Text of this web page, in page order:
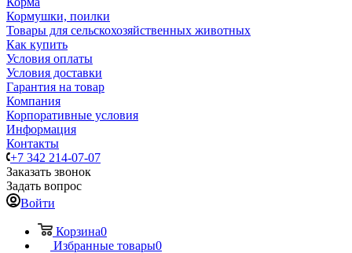
Кормушки, поилки
Товары для сельскохозяйственных животных
Как купить
Условия оплаты
Условия доставки
Гарантия на товар
Компания
Корпоративные условия
Информация
Контакты
+7 342 214-07-07
Заказать звонок
Задать вопрос
Войти
Корзина0
Избранные товары0